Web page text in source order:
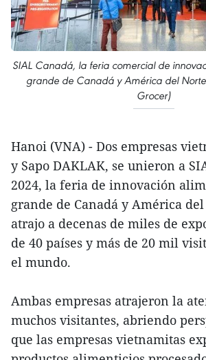
SIAL Canadá, la feria comercial de
grande de Canadá y América del
Grocer)
Hanoi (VNA) - Dos empresas
y Sapo DAKLAK, se unieron a
2024, la feria de innovación
grande de Canadá y América
atrajo a decenas de miles de
de 40 países y más de 20 mil
el mundo.
Ambas empresas atrajeron la
muchos visitantes, abriendo
que las empresas vietnamitas